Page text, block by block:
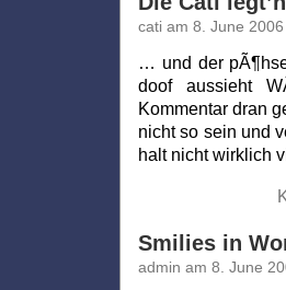
cati am 8. June 2006
… und der
doof aussieht
Kommentar dran
nicht so sein und
halt nicht wirklich
Smilies in
admin am 8. June